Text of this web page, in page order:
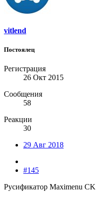
vitlend
Постоялец
Регистрация
26 Окт 2015
Сообщения
58
Реакции
30
29 Авг 2018
#145
Русификатор Maximenu CK